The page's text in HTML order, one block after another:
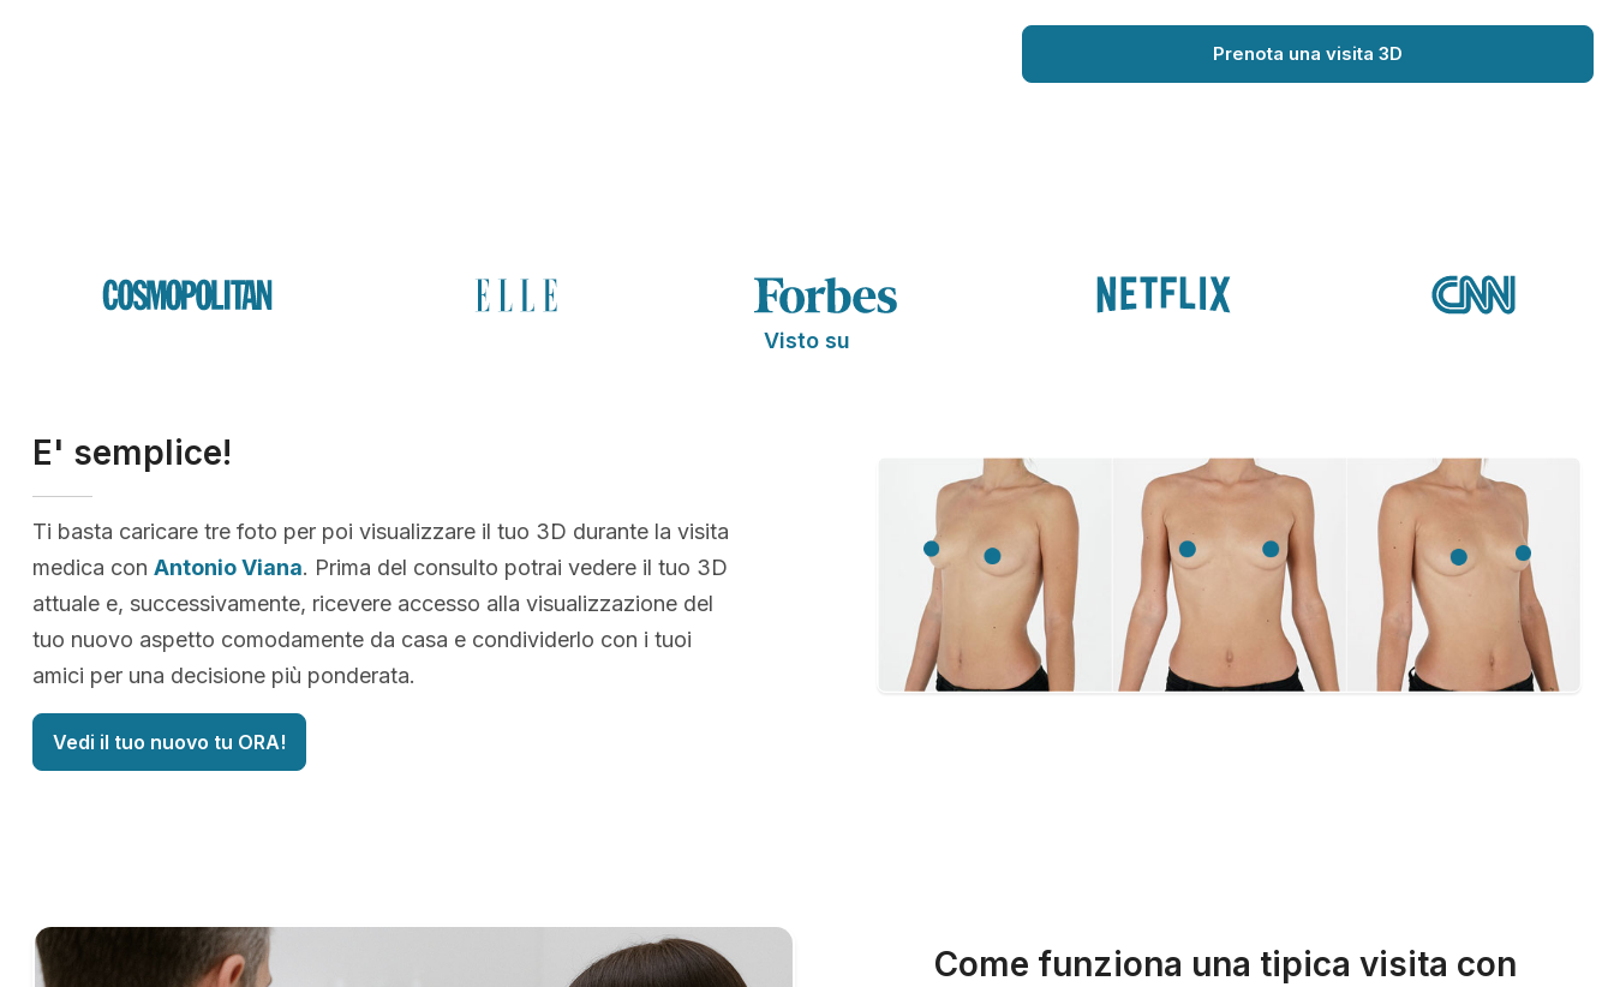
Prenota una visita 3D
Visto su
E' semplice!
Ti basta caricare tre foto per poi visualizzare il tuo 3D durante la visita
medica con Antonio Viana. Prima del consulto potrai vedere il tuo 3D
attuale e, successivamente, ricevere accesso alla visualizzazione del
tuo nuovo aspetto comodamente da casa e condividerlo con i tuoi
amici per una decisione più ponderata.
Vedi il tuo nuovo tu ORA!
Come funziona una tipica visita con